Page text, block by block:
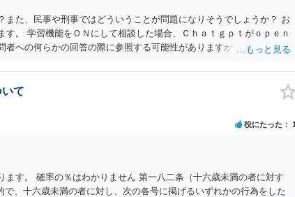
また、民事や刑事ではどういうことが問題になりそうでしょうか？ お
す。 学習機能をＯＮにして相談した場合、Ｃｈａｔｇｐｔがｏｐｅｎ
者への何らかの回答の際に参照する可能性がありますが、個人名や会
当たるとは思えませんし、名誉棄損として、個人や会社に対する誹謗
とも思われません。 もちろん、誰がその内容をｃｈａｔｇｐｔに入力
さんが刑事民事の責任に問われることはないでしょう。 私見ながらご
て
役にたった 1
ます。 確率の％はわかりません 第一八二条（十六歳未満の者に対す
、十六歳未満の者に対し、次の各号に掲げるいずれかの行為をした